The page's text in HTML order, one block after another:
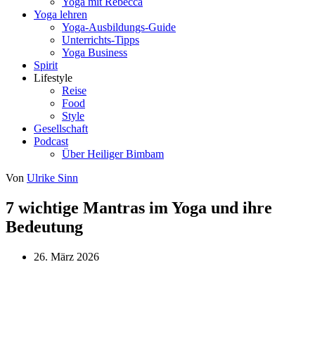
Yoga lehren
Yoga-Ausbildungs-Guide
Unterrichts-Tipps
Yoga Business
Spirit
Lifestyle
Reise
Food
Style
Gesellschaft
Podcast
Über Heiliger Bimbam
Von Ulrike Sinn
7 wichtige Mantras im Yoga und ihre
Bedeutung
26. März 2026